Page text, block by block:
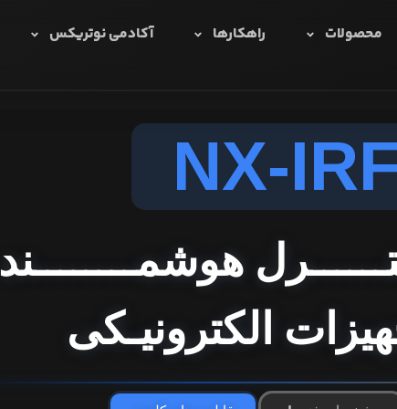
محصولات راهکارها آکادمی نوتریکس
NX-IRF
هوشمــــــــند
الکترونیـکی